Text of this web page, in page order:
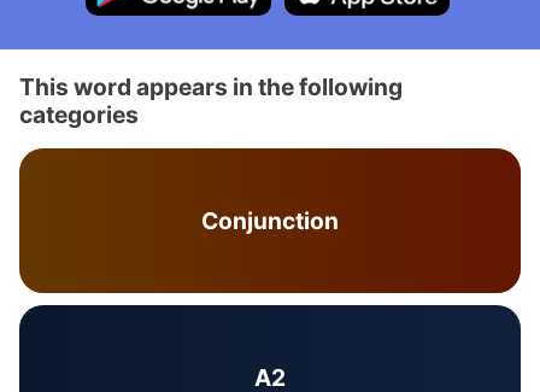
This word appears in the following
categories
Conjunction
A2